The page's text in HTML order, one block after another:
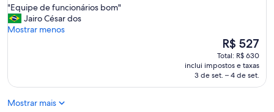
10,
Muito
boa,
"
E
q
d
f
"Equipe de funcionários bom"
Jairo César dos
Mostrar menos
O
preço
é
de
R$ 527
R$ 527
Total: R$ 630
inclui impostos e taxas
3 de set. – 4 de set.
Mostrar mais